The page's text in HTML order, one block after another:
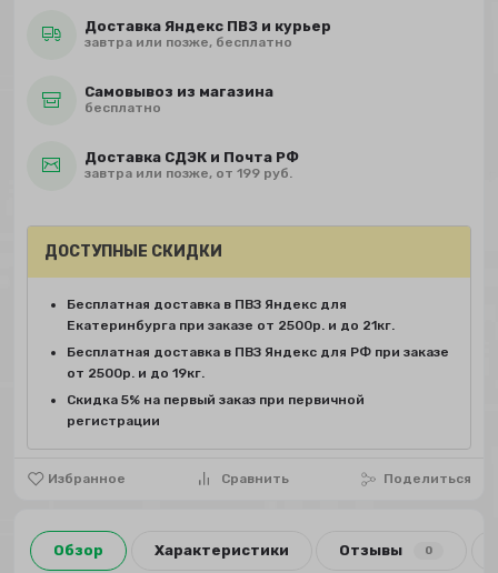
Доставка Яндекс ПВЗ и курьер
завтра или позже, бесплатно
Самовывоз из магазина
бесплатно
Доставка СДЭК и Почта РФ
завтра или позже, от 199 руб.
Избранное Сравнить Поделиться
ДОСТУПНЫЕ СКИДКИ
Бесплатная доставка в ПВЗ Яндекс для
Екатеринбурга при заказе от 2500р. и до 21кг.
Бесплатная доставка в ПВЗ Яндекс для РФ при заказе
от 2500р. и до 19кг.
Скидка 5% на первый заказ при первичной
регистрации
Обзор Характеристики Отзывы 0